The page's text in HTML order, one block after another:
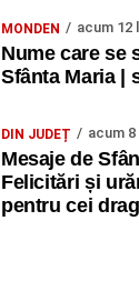
MONDEN acum 12
Nume care se
Sfânta Maria |
DIN JUDEȚ acum 8
Mesaje de
Felicitări și
pentru cei